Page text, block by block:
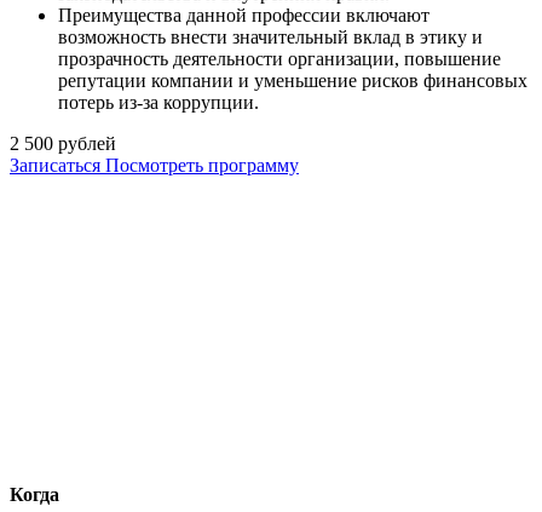
Преимущества данной профессии включают
возможность внести значительный вклад в этику и
прозрачность деятельности организации, повышение
репутации компании и уменьшение рисков финансовых
потерь из-за коррупции.
2 500 рублей
Записаться Посмотреть программу
Когда